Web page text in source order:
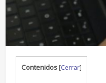
Contenidos [Cerrar]